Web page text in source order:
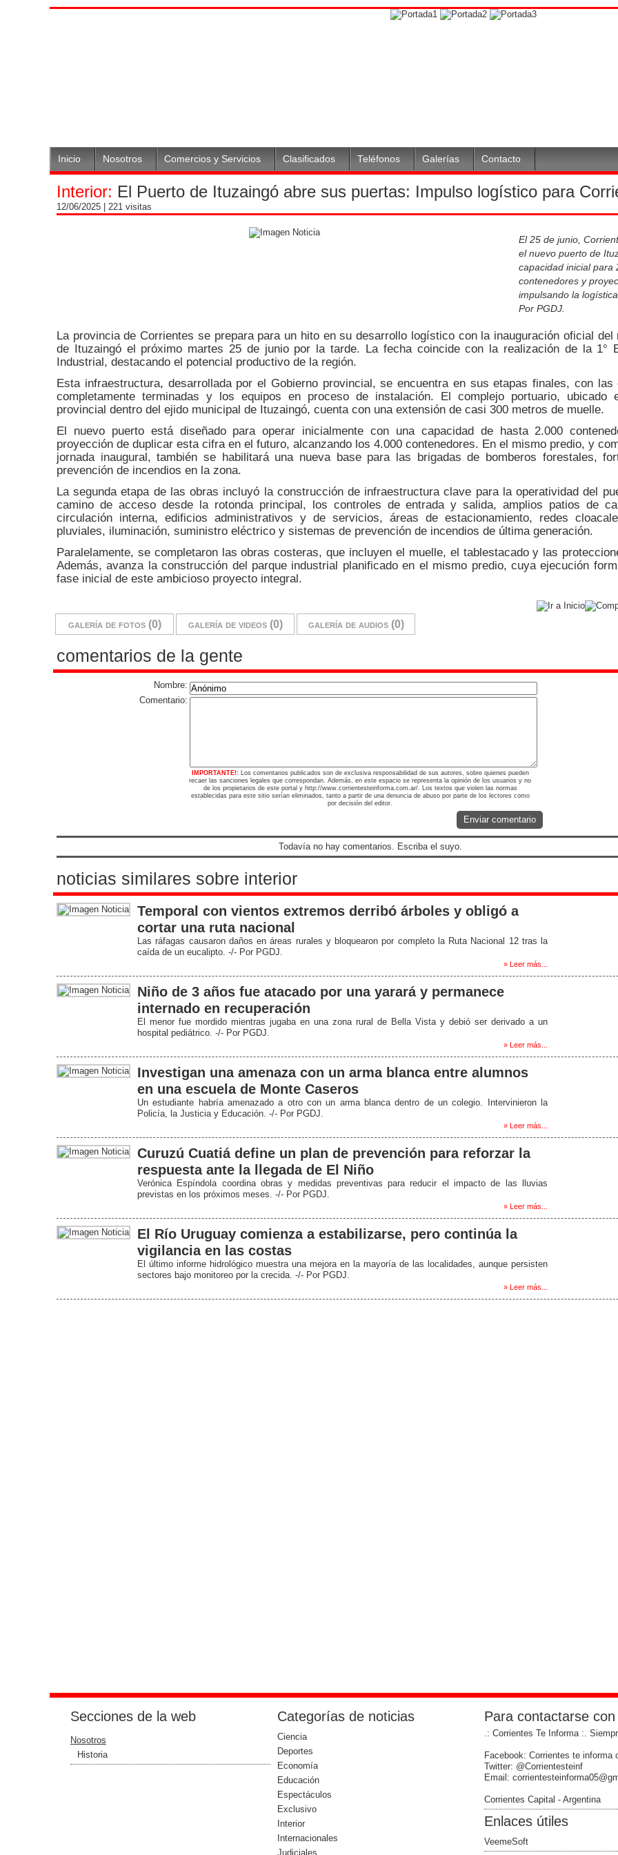
Inicio Nosotros Comercios y Servicios Clasificados Teléfonos Galerías Contacto
Interior: El Puerto de Ituzaingó abre sus puertas: Impulso logístico para
12/06/2025 | 221 visitas
El 25 de junio,
el nuevo puerto de
capacidad inicial para
contenedores y
impulsando la
Por PGDJ.
La provincia de Corrientes se prepara para un hito en su desarrollo logístico con la inauguración oficial del
de Ituzaingó el próximo martes 25 de junio por la tarde. La fecha coincide con la realización de la 1°
Industrial, destacando el potencial productivo de la región.
Esta infraestructura, desarrollada por el Gobierno provincial, se encuentra en sus etapas finales, con las
completamente terminadas y los equipos en proceso de instalación. El complejo portuario, ubicado
provincial dentro del ejido municipal de Ituzaingó, cuenta con una extensión de casi 300 metros de muelle.
El nuevo puerto está diseñado para operar inicialmente con una capacidad de hasta 2.000
proyección de duplicar esta cifra en el futuro, alcanzando los 4.000 contenedores. En el mismo predio, y
jornada inaugural, también se habilitará una nueva base para las brigadas de bomberos forestales,
prevención de incendios en la zona.
La segunda etapa de las obras incluyó la construcción de infraestructura clave para la operatividad del
camino de acceso desde la rotonda principal, los controles de entrada y salida, amplios patios de
circulación interna, edificios administrativos y de servicios, áreas de estacionamiento, redes
pluviales, iluminación, suministro eléctrico y sistemas de prevención de incendios de última generación.
Paralelamente, se completaron las obras costeras, que incluyen el muelle, el tablestacado y las
Además, avanza la construcción del parque industrial planificado en el mismo predio, cuya ejecución
fase inicial de este ambicioso proyecto integral.
galería de fotos (0) galería de videos (0) galería de audios (0)
comentarios de la gente
Nombre:
Comentario:
IMPORTANTE!: Los comentarios publicados son de exclusiva responsabilidad de sus autores, sobre quienes pueden
recaer las sanciones legales que correspondan. Además, en este espacio se representa la opinión de los usuarios y no
de los propietarios de este portal y http://www.corrientesteinforma.com.ar/. Los textos que violen las normas
establecidas para este sitio serían eliminados, tanto a partir de una denuncia de abuso por parte de los lectores como
por decisión del editor.
Enviar comentario
Todavía no hay comentarios. Escriba el suyo.
noticias similares sobre interior
Temporal con vientos extremos derribó árboles y obligó a
cortar una ruta nacional
Las ráfagas causaron daños en áreas rurales y bloquearon por completo la Ruta Nacional 12 tras la
caída de un eucalipto. -/- Por PGDJ.
» Leer más...
Niño de 3 años fue atacado por una yarará y permanece
internado en recuperación
El menor fue mordido mientras jugaba en una zona rural de Bella Vista y debió ser derivado a un
hospital pediátrico. -/- Por PGDJ.
» Leer más...
Investigan una amenaza con un arma blanca entre alumnos
en una escuela de Monte Caseros
Un estudiante habría amenazado a otro con un arma blanca dentro de un colegio. Intervinieron la
Policía, la Justicia y Educación. -/- Por PGDJ.
» Leer más...
Curuzú Cuatiá define un plan de prevención para reforzar la
respuesta ante la llegada de El Niño
Verónica Espíndola coordina obras y medidas preventivas para reducir el impacto de las lluvias
previstas en los próximos meses. -/- Por PGDJ.
» Leer más...
El Río Uruguay comienza a estabilizarse, pero continúa la
vigilancia en las costas
El último informe hidrológico muestra una mejora en la mayoría de las localidades, aunque persisten
sectores bajo monitoreo por la crecida. -/- Por PGDJ.
» Leer más...
Secciones de la web
Nosotros
Historia
Categorías de noticias
Ciencia
Deportes
Economía
Educación
Espectáculos
Exclusivo
Interior
Internacionales
Judiciales
Para contactarse
.: Corrientes Te Informa :.
Facebook: Corrientes te informa
Twitter: @Corrientesteinf
Email:
Corrientes Capital - Argentina
Enlaces útiles
VeemeSoft